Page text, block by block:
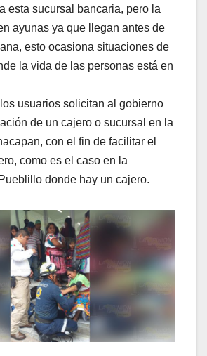
esta sucursal bancaria, pero la
ayunas ya que llegan antes de
esto ocasiona situaciones de
la vida de las personas está en
usuarios solicitan al gobierno
de un cajero o sucursal en la
con el fin de facilitar el
como es el caso en la
donde hay un cajero.